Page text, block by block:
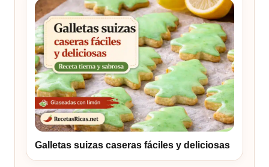
Galletas suizas caseras fáciles y deliciosas